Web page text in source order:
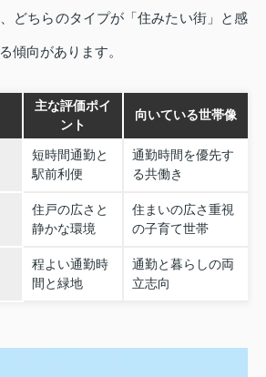
どちらのタイプが「住みたい街」と感
傾向があります。
主な評価ポイ
ント
向いている世帯像
短時間通勤と
駅前利便
通勤時間を優先す
る共働き
住戸の広さと
静かな環境
住まいの広さ重視
の子育て世帯
程よい通勤時
間と緑地
通勤と暮らしの両
立志向